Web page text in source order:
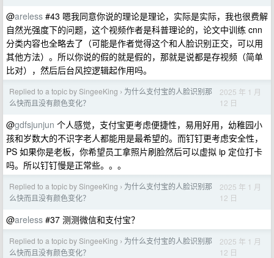
@areless #43 嗯我同意你说的理论是理论，实际是实际，我也很费解
自然光强度下的问题，这个视频作者是科普理论的，论文中训练 cnn
分类内容也全略去了（可能是作者觉得这个和人脸识别正交，可以用
其他方法）。所以你说的假的就是假的，那就是说都是存视频（简单
比对），然后后台风控逻辑起作用吗。
Replied to a topic by SingeeKing › 为什么支付宝的人脸识别那
么快而且没有颜色变化？
2025 年 1 月
12 日
@gdfsjunjun 个人感觉，支付宝更考虑便捷性，易用好用，幼稚园小
孩和岁数大的不识字老人都能用是最希望的。而钉钉更考虑安全性，
PS 如果你是老板，你希望员工拿照片刷脸然后可以虚拟 ip 定位打卡
吗。所以钉钉慢是正常些。。。
Replied to a topic by SingeeKing › 为什么支付宝的人脸识别那
么快而且没有颜色变化？
2025 年 1 月
12 日
@areless #37 测测微信和支付宝？
Replied to a topic by SingeeKing › 为什么支付宝的人脸识别那
么快而且没有颜色变化？
2025 年 1 月
12 日